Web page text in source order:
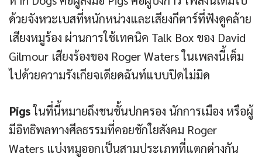
ด้วยจังหวะเบสที่หนักหน่วงและเสียงกีตาร์ที่ฟังดูคล้าย
เสียงหมูร้อง ผ่านการใช้เทคนิค Talk Box ของ David
Gilmour เสียงร้องของ Roger Waters ในเพลงนี้เต็ม
ไปด้วยความรังเกียจเดียดฉันท์แบบปิดไม่มิด
Pigsในที่นี้หมายถึงชนชั้นปกครอง นักการเมือง หรือผู้
มีอิทธิพลทางศีลธรรมที่คอยชักใยสังคม Roger
Waters แบ่งหมูออกเป็นสามประเภทที่แตกต่างกัน